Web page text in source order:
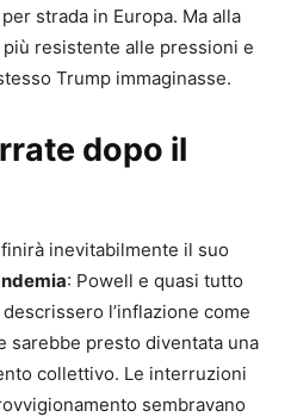
strada in Europa. Ma alla
resistente alle pressioni e
Trump immaginasse.
dopo il
inevitabilmente il suo
: Powell e quasi tutto
l’inflazione come
sarebbe presto diventata una
collettivo. Le interruzioni
sembravano